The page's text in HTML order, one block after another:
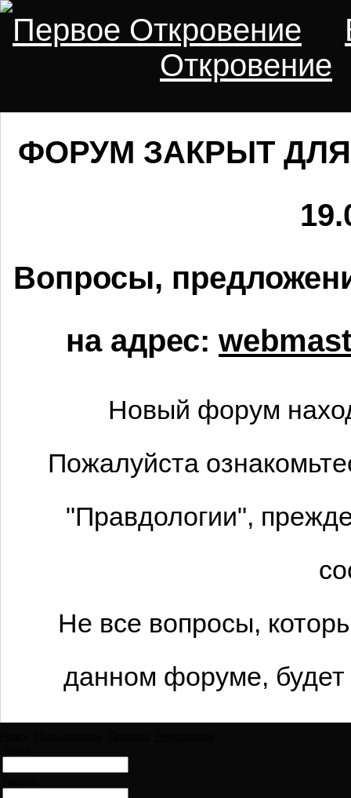
Первое Откровение
Откровение
ФОРУМ ЗАКРЫТ
Вопросы,
на адрес:
Новый форум
Пожалуйста
"Правдологии",
Не все вопросы,
данном форуме,